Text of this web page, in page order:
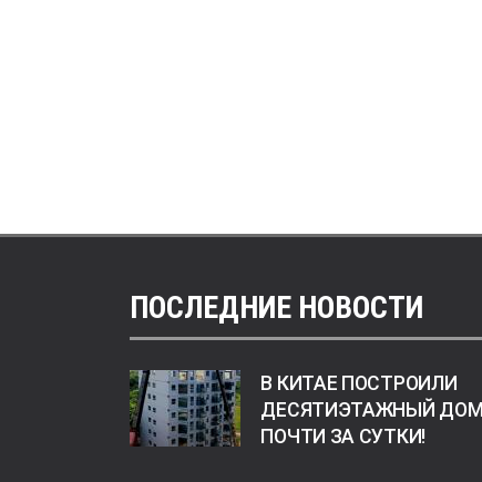
ПОСЛЕДНИЕ НОВОСТИ
В КИТАЕ ПОСТРОИЛИ
ДЕСЯТИЭТАЖНЫЙ ДОМ
ПОЧТИ ЗА СУТКИ!